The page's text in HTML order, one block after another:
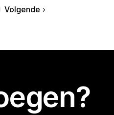
Volgende